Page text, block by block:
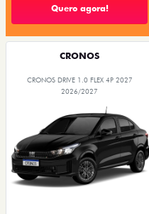
Quero agora!
CRONOS
CRONOS DRIVE 1.0 FLEX 4P 2027
2026/2027